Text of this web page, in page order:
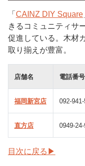
「 CAINZ DIY Square
きるコミュニティサ
促進している。木材
取り揃えが豊富。
店舗名 電話番号
福岡新宮店 092-941-
直方店 0949-
目次に戻る▶